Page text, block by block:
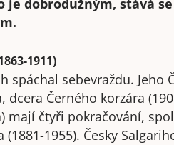
dobrodužným, stává
1911)
spáchal sebevraždu. Jeho
dcera Černého korzára
mají čtyři pokračování,
1955). Česky